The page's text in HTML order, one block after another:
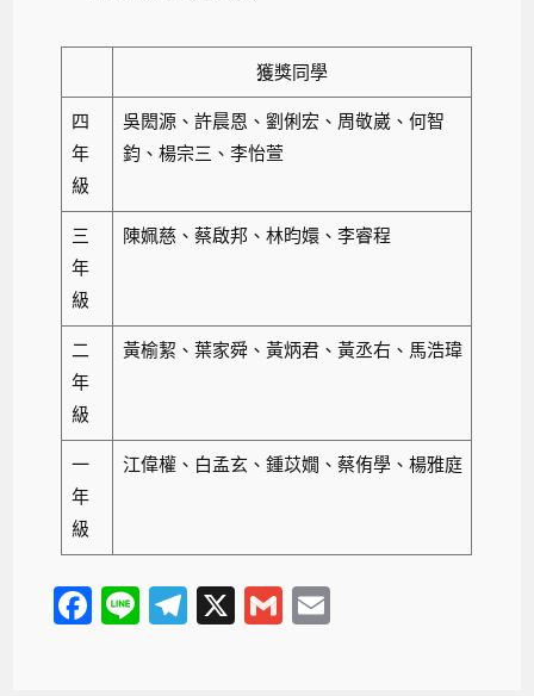
獲獎同學
四
年
級
吳閎源、許晨恩、劉俐宏、周敬崴、何智
鈞、楊宗三、李怡萱
三
年
級
陳姵慈、蔡啟邦、林昀嬛、李睿程
二
年
級
黃榆絜、葉家舜、黃炳君、黃丞右、馬浩瑋
一
年
級
江偉權、白孟玄、鍾苡嫺、蔡侑學、楊雅庭
F
Li
T
X
G